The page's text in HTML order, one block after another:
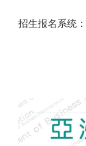
招生报名系统：